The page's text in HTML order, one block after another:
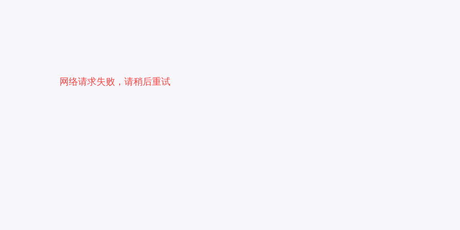
网络请求失败，请稍后重试